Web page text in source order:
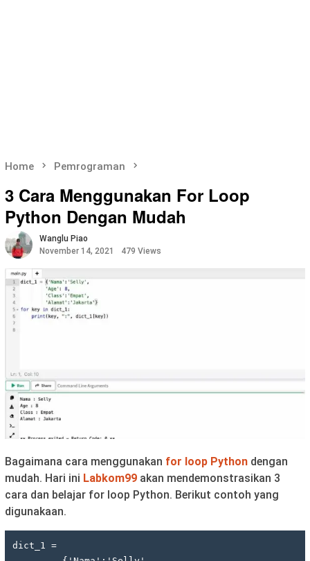
Home Pemrograman
3 Cara Menggunakan For Loop
Python Dengan Mudah
Wanglu Piao
November 14, 2021
479 Views
Bagaimana cara menggunakan for loop Python dengan
mudah. Hari ini Labkom99 akan mendemonstrasikan 3
cara dan belajar for loop Python. Berikut contoh yang
digunakaan.
dict_1 =